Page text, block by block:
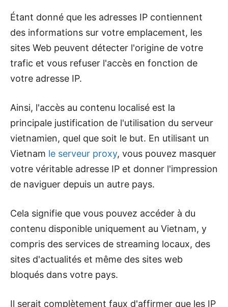
Étant donné que les adresses IP contiennent
des informations sur votre emplacement, les
sites Web peuvent détecter l'origine de votre
trafic et vous refuser l'accès en fonction de
votre adresse IP.
Ainsi, l'accès au contenu localisé est la
principale justification de l'utilisation du serveur
vietnamien, quel que soit le but. En utilisant un
Vietnam le serveur proxy, vous pouvez masquer
votre véritable adresse IP et donner l'impression
de naviguer depuis un autre pays.
Cela signifie que vous pouvez accéder à du
contenu disponible uniquement au Vietnam, y
compris des services de streaming locaux, des
sites d'actualités et même des sites web
bloqués dans votre pays.
Il serait complètement faux d'affirmer que les IP